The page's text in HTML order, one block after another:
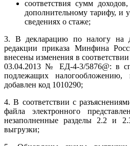
соответствия сумм
дополнительному тарифу, и
сведениях о стаже;
3. В декларацию по налогу на
редакции приказа Минфина
внесены изменения в
03.04.2013 № ЕД-4-3/5876@: в
подлежащих налогообложению,
добавлен код 1010290;
4. В соответствии с
файла электронного
незаполненные разделы 2.2 и
выгрузки;